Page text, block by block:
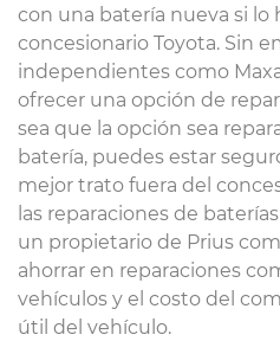
con una batería nueva si lo
concesionario Toyota. Sin
independientes como
ofrecer una opción de
sea que la opción sea
batería, puedes estar
mejor trato fuera del
las reparaciones de
un propietario de Prius
ahorrar en reparaciones
vehículos y el costo del
útil del vehículo.